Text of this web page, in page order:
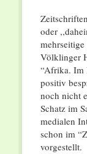
oder
Völklinger
“Afrika. Im
positiv
noch nicht
Schatz im
medialen
schon im
vorgestellt.